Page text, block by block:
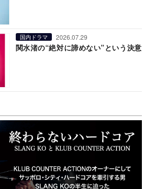
国内ドラマ 2026.07.29
関水渚の“絶対に諦めない”という決意